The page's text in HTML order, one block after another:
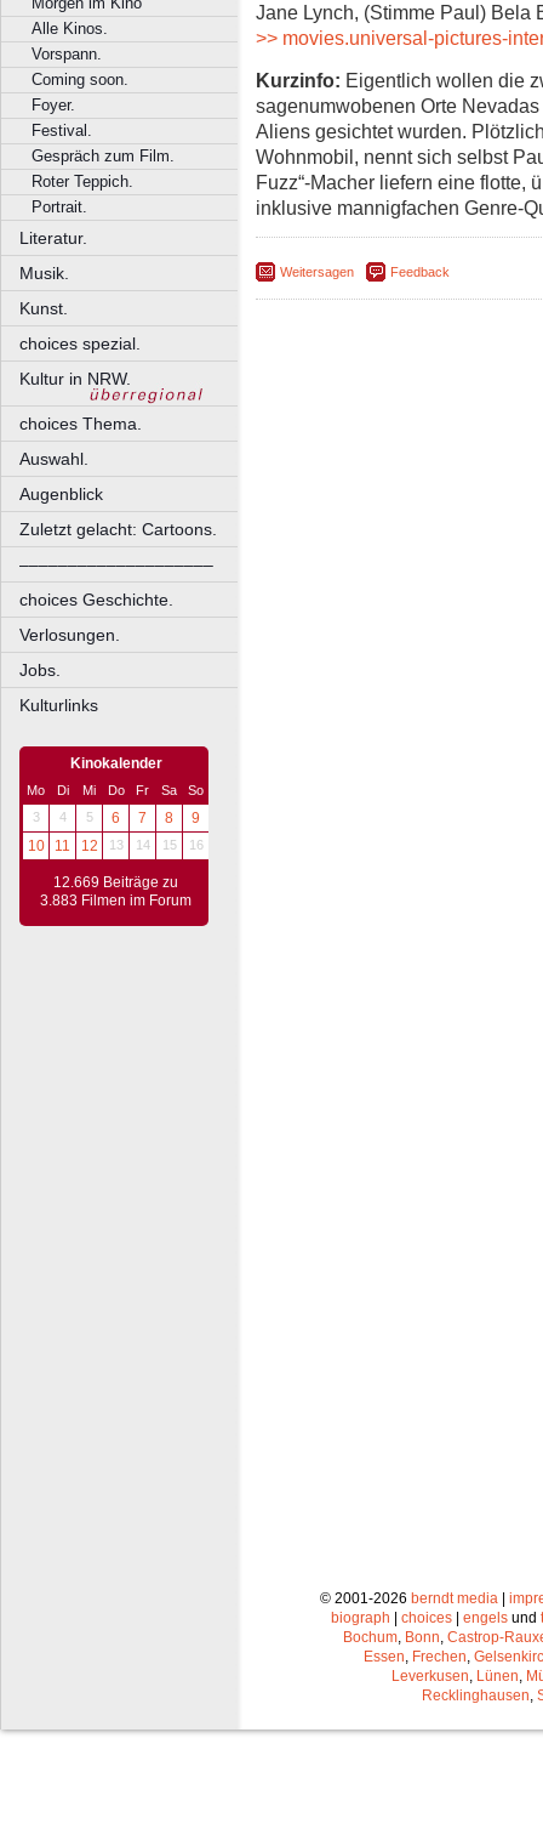
Alle Kinos.
Vorspann.
Coming soon.
Foyer.
Festival.
Gespräch zum Film.
Roter Teppich.
Portrait.
Literatur.
Musik.
Kunst.
choices spezial.
Kultur in NRW.
choices Thema.
Auswahl.
Augenblick
Zuletzt gelacht: Cartoons.
––––––––––––––––––––
choices Geschichte.
Verlosungen.
Jobs.
Kulturlinks
Kinokalender
Mo Di Mi Do Fr Sa
So
3
4 5 6 7 8
9
10
11 12 13 14 15 16
12.669 Beiträge zu
3.883 Filmen im Forum
Jane Lynch, (Stimme Paul) Bela
>> movies.universal-pictures-
Kurzinfo: Eigentlich wollen die
sagenumwobenen Orte
Aliens gesichtet wurden.
Wohnmobil, nennt sich selbst
Fuzz“-Macher liefern eine flotte,
inklusive mannigfachen Genre-
Weitersagen Feedback
© 2001-2026 berndt media |
biograph | choices | engels und
Bochum Bonn Castrop-
Essen Frechen
Leverkusen Lünen
Recklinghausen